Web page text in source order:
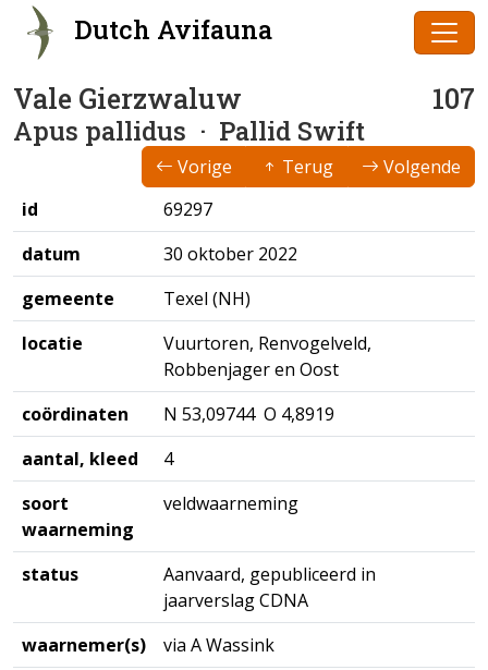
Dutch Avifauna
Vale Gierzwaluw 107
Apus pallidus · Pallid Swift
Vorige Terug
Volgende
id
69297
datum
30 oktober 2022
gemeente
Texel (NH)
locatie
Vuurtoren, Renvogelveld,
Robbenjager en Oost
coördinaten
N 53,09744 O 4,8919
aantal, kleed
4
soort
waarneming
veldwaarneming
status
Aanvaard, gepubliceerd in
jaarverslag CDNA
waarnemer(s)
via A Wassink